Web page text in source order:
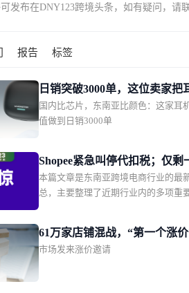
发布在DNY123跨境头条，如有疑问，请
报告 标签
日销突破3000单，这位卖家把
了东南亚年轻人的时尚单品
国内比芯片，东南亚比颜色：这家耳
值做到日销3000单
Shopee紧急叫停代扣税；仅剩
大平台被点名全面下架这款产
Shopee新增两大硬核权益
本篇文章是东南亚跨境电商行业的最
总，主要整理了近期行业内的多项重
税；Shopee 越南站点升级商城、优选
铺权益；越南监管部门要求 Shopee、
61万家店铺混战，“第一个涨
瓜分万亿蛋糕
市场发来涨价邀请